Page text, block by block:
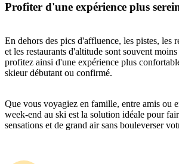
Profiter d'une expérience plus
En dehors des pics d'affluence, les pistes, les
et les restaurants d'altitude sont souvent
profitez ainsi d'une expérience plus
skieur débutant ou confirmé.
Que vous voyagiez en famille, entre amis ou
week-end au ski est la solution idéale pour
sensations et de grand air sans bouleverser